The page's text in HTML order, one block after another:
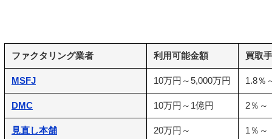
ファクタリング業者 利用可能金額 買取
MSFJ 10万円～5,000万円 1.8％
DMC 10万円～1億円 2％～
見直し本舗 20万円～ 1％～